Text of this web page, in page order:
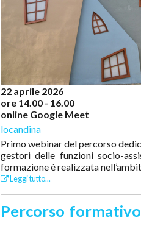
22 aprile 2026
ore 14.00 - 16.00
online Google Meet
locandina
Primo webinar del percorso
gestori delle funzioni socio-
formazione è realizzata
Leggi tutto...
Percorso